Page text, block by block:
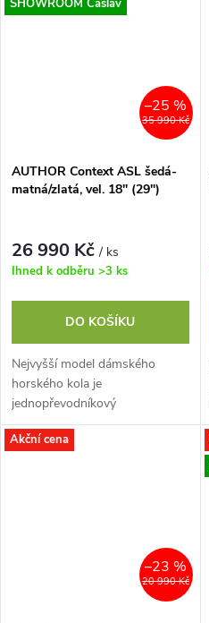
SHOWROOM Čáslav
35 990 Kč
–25 %
AUTHOR Context ASL šedá-
matná/zlatá, vel. 18" (29")
26 990 Kč/ ks
Ihned k odběru >3 ks
DO KOŠÍKU
Nejvyšší model dámského
horského kola je
jednopřevodníkový
model Author Context ASL.
Nabízí všechny
Akční cena
20 990 Kč
–23 %